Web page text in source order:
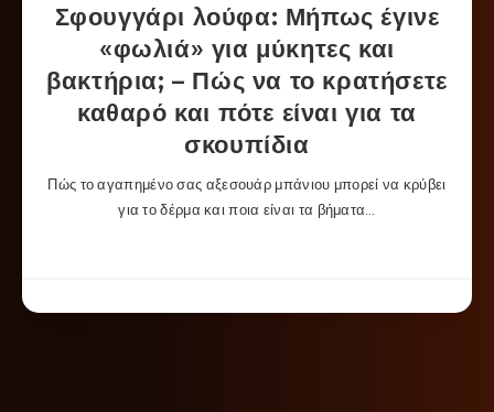
Σφουγγάρι λούφα: Μήπως έγινε
«φωλιά» για μύκητες και
βακτήρια; – Πώς να το κρατήσετε
καθαρό και πότε είναι για τα
σκουπίδια
Πώς το αγαπημένο σας αξεσουάρ μπάνιου μπορεί να κρύβει
για το δέρμα και ποια είναι τα βήματα…